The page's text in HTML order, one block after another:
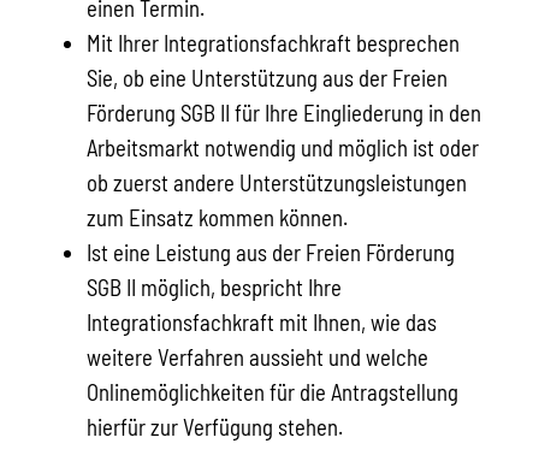
einen Termin.
Mit Ihrer Integrationsfachkraft besprechen
Sie, ob eine Unterstützung aus der Freien
Förderung SGB II für Ihre Eingliederung in den
Arbeitsmarkt notwendig und möglich ist oder
ob zuerst andere Unterstützungsleistungen
zum Einsatz kommen können.
Ist eine Leistung aus der Freien Förderung
SGB II möglich, bespricht Ihre
Integrationsfachkraft mit Ihnen, wie das
weitere Verfahren aussieht und welche
Onlinemöglichkeiten für die Antragstellung
hierfür zur Verfügung stehen.